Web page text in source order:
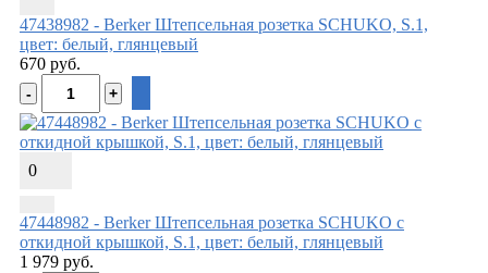
47438982 - Berker Штепсельная розетка SCHUKO, S.1,
цвет: белый, глянцевый
670 руб.
0
47448982 - Berker Штепсельная розетка SCHUKO с
откидной крышкой, S.1, цвет: белый, глянцевый
1 979 руб.